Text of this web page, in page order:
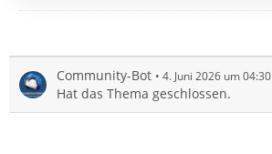
Community-Bot 4. Juni 2026 um 04:30
Hat das Thema geschlossen.